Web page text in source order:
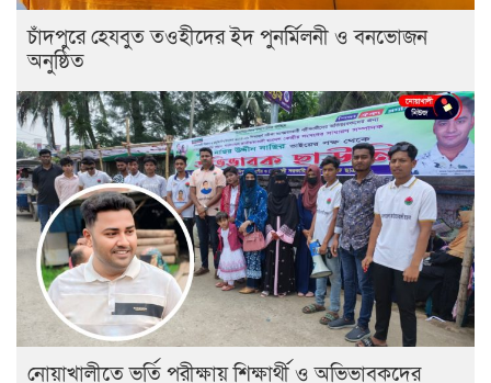
চাঁদপুরে হেযবুত তওহীদের ইদ পুনর্মিলনী ও বনভোজন
অনুষ্ঠিত
নোয়াখালীতে ভর্তি পরীক্ষায় শিক্ষার্থী ও অভিভাবকদের